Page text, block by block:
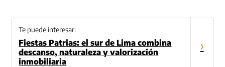
Te puede interesar:
Fiestas Patrias: el sur de Lima combina
descanso, naturaleza y valorización
inmobiliaria
›